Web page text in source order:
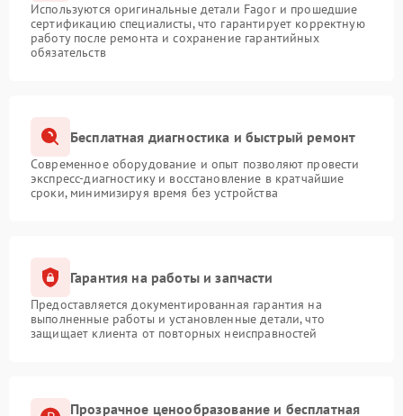
Используются оригинальные детали Fagor и прошедшие
сертификацию специалисты, что гарантирует корректную
работу после ремонта и сохранение гарантийных
обязательств
Бесплатная диагностика и быстрый ремонт
Современное оборудование и опыт позволяют провести
экспресс-диагностику и восстановление в кратчайшие
сроки, минимизируя время без устройства
Гарантия на работы и запчасти
Предоставляется документированная гарантия на
выполненные работы и установленные детали, что
защищает клиента от повторных неисправностей
Прозрачное ценообразование и бесплатная